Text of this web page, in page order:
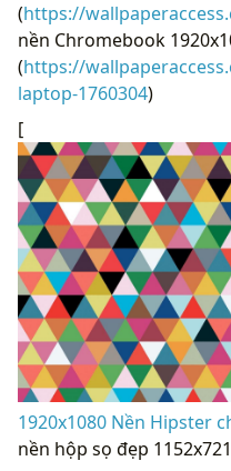
(https://
nền Chromebook
(https://
laptop-1760304)
[
1920x1080 Nền Hipster
nền hộp sọ đẹp